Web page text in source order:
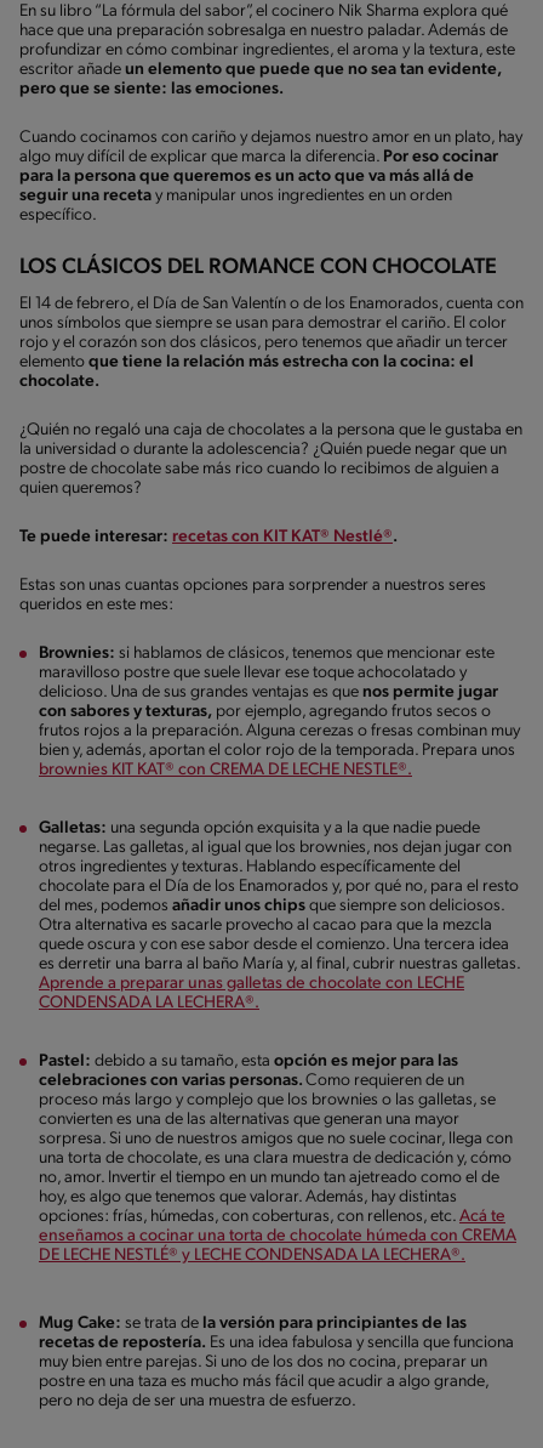
En su libro “La fórmula del sabor”, el cocinero Nik Sharma explora qué
hace que una preparación sobresalga en nuestro paladar. Además de
profundizar en cómo combinar ingredientes, el aroma y la textura, este
escritor añade un elemento que puede que no sea tan evidente,
pero que se siente: las emociones.
Cuando cocinamos con cariño y dejamos nuestro amor en un plato, hay
algo muy difícil de explicar que marca la diferencia. Por eso cocinar
para la persona que queremos es un acto que va más allá de
seguir una receta y manipular unos ingredientes en un orden
específico.
LOS CLÁSICOS DEL ROMANCE CON CHOCOLATE
El 14 de febrero, el Día de San Valentín o de los Enamorados, cuenta con
unos símbolos que siempre se usan para demostrar el cariño. El color
rojo y el corazón son dos clásicos, pero tenemos que añadir un tercer
elemento que tiene la relación más estrecha con la cocina: el
chocolate.
¿Quién no regaló una caja de chocolates a la persona que le gustaba en
la universidad o durante la adolescencia? ¿Quién puede negar que un
postre de chocolate sabe más rico cuando lo recibimos de alguien a
quien queremos?
Te puede interesar: recetas con KIT KAT® Nestlé®.
Estas son unas cuantas opciones para sorprender a nuestros seres
queridos en este mes:
Brownies: si hablamos de clásicos, tenemos que mencionar este
maravilloso postre que suele llevar ese toque achocolatado y
delicioso. Una de sus grandes ventajas es que nos permite jugar
con sabores y texturas, por ejemplo, agregando frutos secos o
frutos rojos a la preparación. Alguna cerezas o fresas combinan muy
bien y, además, aportan el color rojo de la temporada. Prepara unos
brownies KIT KAT® con CREMA DE LECHE NESTLE®.
Galletas: una segunda opción exquisita y a la que nadie puede
negarse. Las galletas, al igual que los brownies, nos dejan jugar con
otros ingredientes y texturas. Hablando específicamente del
chocolate para el Día de los Enamorados y, por qué no, para el resto
del mes, podemos añadir unos chips que siempre son deliciosos.
Otra alternativa es sacarle provecho al cacao para que la mezcla
quede oscura y con ese sabor desde el comienzo. Una tercera idea
es derretir una barra al baño María y, al final, cubrir nuestras galletas.
Aprende a preparar unas galletas de chocolate con LECHE
CONDENSADA LA LECHERA®.
Pastel: debido a su tamaño, esta opción es mejor para las
celebraciones con varias personas. Como requieren de un
proceso más largo y complejo que los brownies o las galletas, se
convierten es una de las alternativas que generan una mayor
sorpresa. Si uno de nuestros amigos que no suele cocinar, llega con
una torta de chocolate, es una clara muestra de dedicación y, cómo
no, amor. Invertir el tiempo en un mundo tan ajetreado como el de
hoy, es algo que tenemos que valorar. Además, hay distintas
opciones: frías, húmedas, con coberturas, con rellenos, etc. Acá te
enseñamos a cocinar una torta de chocolate húmeda con CREMA
DE LECHE NESTLÉ® y LECHE CONDENSADA LA LECHERA®.
Mug Cake: se trata de la versión para principiantes de las
recetas de repostería. Es una idea fabulosa y sencilla que funciona
muy bien entre parejas. Si uno de los dos no cocina, preparar un
postre en una taza es mucho más fácil que acudir a algo grande,
pero no deja de ser una muestra de esfuerzo.